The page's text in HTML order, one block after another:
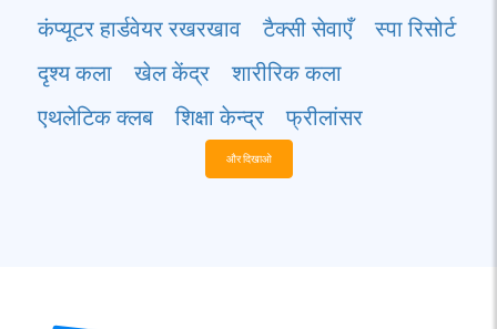
कंप्यूटर हार्डवेयर रखरखाव
टैक्सी सेवाएँ
स्पा रिसोर्ट
दृश्य कला
खेल केंद्र
शारीरिक कला
एथलेटिक क्लब
शिक्षा केन्द्र फ्रीलांसर
और दिखाओ